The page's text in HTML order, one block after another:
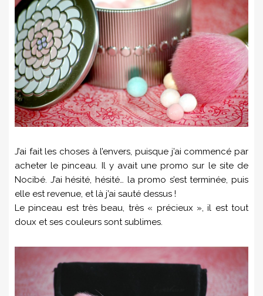
J’ai fait les choses à l’envers, puisque j’ai commencé par
acheter le pinceau. Il y avait une promo sur le site de
Nocibé. J’ai hésité, hésité… la promo s’est terminée, puis
elle est revenue, et là j’ai sauté dessus !
Le pinceau est très beau, très « précieux », il est tout
doux et ses couleurs sont sublimes.